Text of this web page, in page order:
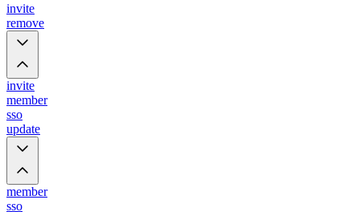
invite
remove
invite
member
sso
update
member
sso